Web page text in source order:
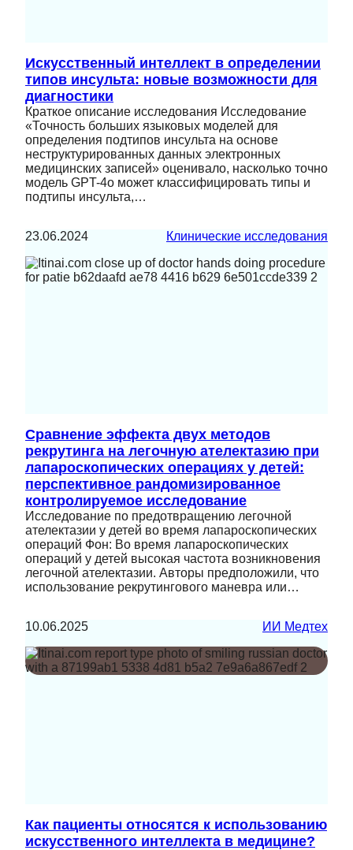
Искусственный интеллект в определении
типов инсульта: новые возможности для
диагностики
Краткое описание исследования Исследование
«Точность больших языковых моделей для
определения подтипов инсульта на основе
неструктурированных данных электронных
медицинских записей» оценивало, насколько точно
модель GPT-4o может классифицировать типы и
подтипы инсульта,…
23.06.2024 Клинические исследования
Сравнение эффекта двух методов
рекрутинга на легочную ателектазию при
лапароскопических операциях у детей:
перспективное рандомизированное
контролируемое исследование
Исследование по предотвращению легочной
ателектазии у детей во время лапароскопических
операций Фон: Во время лапароскопических
операций у детей высокая частота возникновения
легочной ателектазии. Авторы предположили, что
использование рекрутингового маневра или…
10.06.2025 ИИ Медтех
Как пациенты относятся к использованию
искусственного интеллекта в медицине?